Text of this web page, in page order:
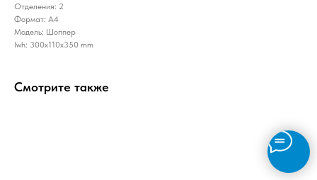
Отделения: 2
Формат: А4
Модель: Шоппер
lwh: 300x110x350 mm
Смотрите также